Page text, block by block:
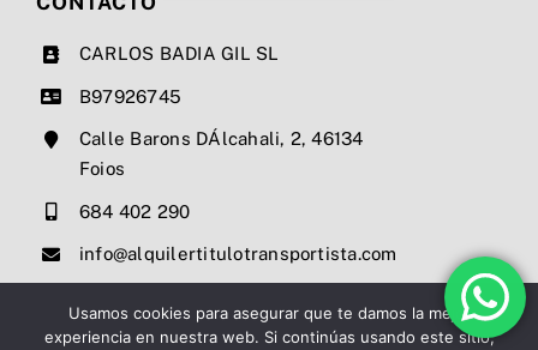
Precios
Contacto
CARLOS BADIA GIL SL
B97926745
Calle Barons DÁlcahali, 2, 46134
Foios
684 402 290
info@alquilertitulotransportista.com
Usamos cookies para asegurar que te damos la mejor
experiencia en nuestra web. Si continúas usando este sitio,